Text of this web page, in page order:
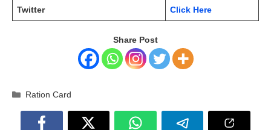
Twitter Click Here
Share Post
Categories
Ration Card